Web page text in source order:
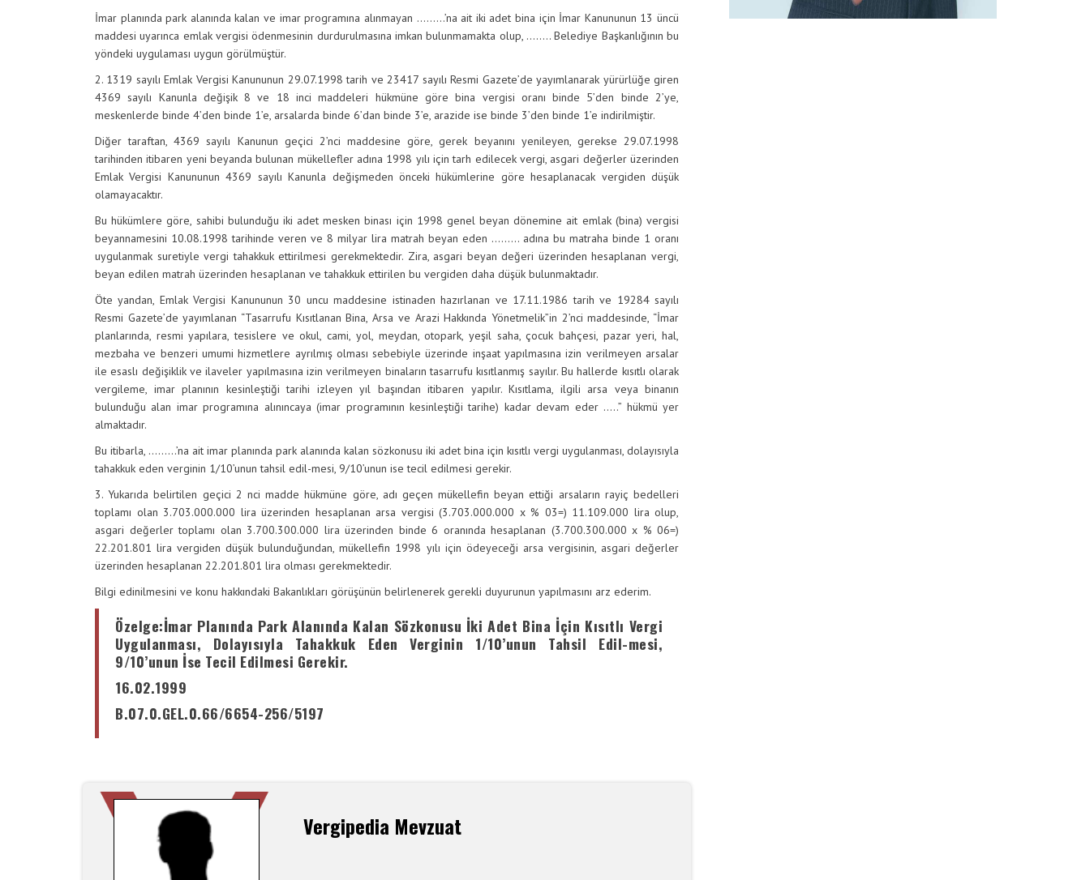
İmar planında park alanında kalan ve imar programına alınmayan ………’na ait iki adet bina için İmar Kanununun 13 üncü
maddesi uyarınca emlak vergisi ödenmesinin durdurulmasına imkan bulunmamakta olup, …….. Belediye Başkanlığının bu
yöndeki uygulaması uygun görülmüştür.
2. 1319 sayılı Emlak Vergisi Kanununun 29.07.1998 tarih ve 23417 sayılı Resmi Gazete’de yayımlanarak yürürlüğe giren
4369 sayılı Kanunla değişik 8 ve 18 inci maddeleri hükmüne göre bina vergisi oranı binde 5’den binde 2’ye,
meskenlerde binde 4’den binde 1’e, arsalarda binde 6’dan binde 3’e, arazide ise binde 3’den binde 1’e indirilmiştir.
Diğer taraftan, 4369 sayılı Kanunun geçici 2’nci maddesine göre, gerek beyanını yenileyen, gerekse 29.07.1998
tarihinden itibaren yeni beyanda bulunan mükellefler adına 1998 yılı için tarh edilecek vergi, asgari değerler üzerinden
Emlak Vergisi Kanununun 4369 sayılı Kanunla değişmeden önceki hükümlerine göre hesaplanacak vergiden düşük
olamayacaktır.
Bu hükümlere göre, sahibi bulunduğu iki adet mesken binası için 1998 genel beyan dönemine ait emlak (bina) vergisi
beyannamesini 10.08.1998 tarihinde veren ve 8 milyar lira matrah beyan eden ……… adına bu matraha binde 1 oranı
uygulanmak suretiyle vergi tahakkuk ettirilmesi gerekmektedir. Zira, asgari beyan değeri üzerinden hesaplanan vergi,
beyan edilen matrah üzerinden hesaplanan ve tahakkuk ettirilen bu vergiden daha düşük bulunmaktadır.
Öte yandan, Emlak Vergisi Kanununun 30 uncu maddesine istinaden hazırlanan ve 17.11.1986 tarih ve 19284 sayılı
Resmi Gazete’de yayımlanan “Tasarrufu Kısıtlanan Bina, Arsa ve Arazi Hakkında Yönetmelik”in 2’nci maddesinde, “İmar
planlarında, resmi yapılara, tesislere ve okul, cami, yol, meydan, otopark, yeşil saha, çocuk bahçesi, pazar yeri, hal,
mezbaha ve benzeri umumi hizmetlere ayrılmış olması sebebiyle üzerinde inşaat yapılmasına izin verilmeyen arsalar
ile esaslı değişiklik ve ilaveler yapılmasına izin verilmeyen binaların tasarrufu kısıtlanmış sayılır. Bu hallerde kısıtlı olarak
vergileme, imar planının kesinleştiği tarihi izleyen yıl başından itibaren yapılır. Kısıtlama, ilgili arsa veya binanın
bulunduğu alan imar programına alınıncaya (imar programının kesinleştiği tarihe) kadar devam eder …..” hükmü yer
almaktadır.
Bu itibarla, ………’na ait imar planında park alanında kalan sözkonusu iki adet bina için kısıtlı vergi uygulanması, dolayısıyla
tahakkuk eden verginin 1/10’unun tahsil edil-mesi, 9/10’unun ise tecil edilmesi gerekir.
3. Yukarıda belirtilen geçici 2 nci madde hükmüne göre, adı geçen mükellefin beyan ettiği arsaların rayiç bedelleri
toplamı olan 3.703.000.000 lira üzerinden hesaplanan arsa vergisi (3.703.000.000 x % 03=) 11.109.000 lira olup,
asgari değerler toplamı olan 3.700.300.000 lira üzerinden binde 6 oranında hesaplanan (3.700.300.000 x % 06=)
22.201.801 lira vergidendüşük bulunduğundan, mükellefin 1998 yılı için ödeyeceği arsa vergisinin, asgari değerler
üzerinden hesaplanan 22.201.801 lira olması gerekmektedir.
Bilgi edinilmesini ve konu hakkındaki Bakanlıkları görüşünün belirlenerek gerekli duyurunun yapılmasını arz ederim.
Özelge:İmar Planında Park Alanında Kalan Sözkonusu İki Adet Bina İçin Kısıtlı Vergi
Uygulanması, Dolayısıyla Tahakkuk Eden Verginin 1/10’unun Tahsil Edil-mesi,
9/10’unun İse Tecil Edilmesi Gerekir.
16.02.1999
B.07.0.GEL.0.66/6654-256/5197
Vergipedia Mevzuat